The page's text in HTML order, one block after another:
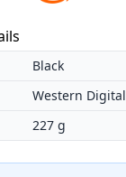
Black
Western Digital
227 g